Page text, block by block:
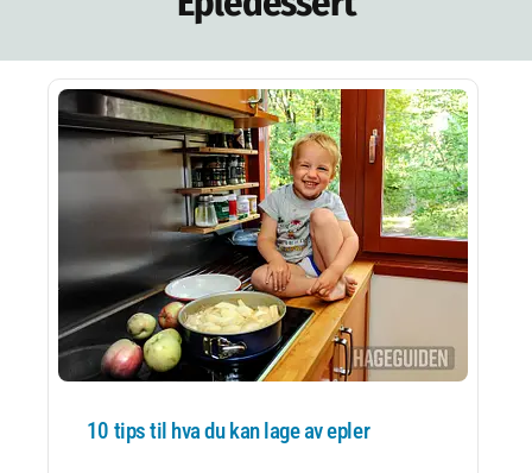
NETTBUTIKK
NYHETSBREV
KURS
HAGETIPS
REISETIPS
OM OSS
SPØRSMÅL OG SVAR
10 tips til hva du kan lage av epler